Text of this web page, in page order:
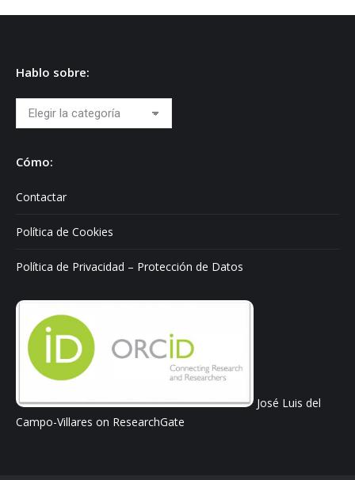
Hablo sobre:
Hablo
sobre:
Cómo:
Contactar
Política de Cookies
Política de Privacidad – Protección de Datos
José Luis del
Campo-Villares on ResearchGate